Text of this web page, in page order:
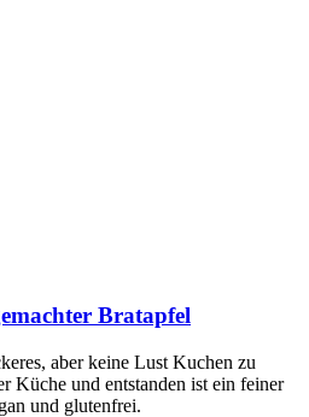
Bratapfel
aber kei­ne Lust Kuchen zu
Küche und ent­stan­den ist ein fei­ner
und glutenfrei.